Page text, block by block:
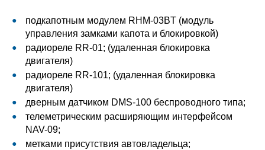
подкапотным модулем RHM-03BT (модуль
управления замками капота и блокировкой)
радиореле RR-01; (удаленная блокировка
двигателя)
радиореле RR-101; (удаленная блокировка
двигателя)
дверным датчиком DMS-100 беспроводного типа;
телеметрическим расширяющим интерфейсом
NAV-09;
метками присутствия автовладельца;